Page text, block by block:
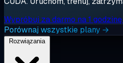
Wypróbuj za darmo na 1
Porównaj wszystkie plany →
Rozwiązania